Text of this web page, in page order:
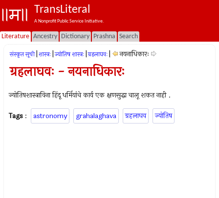
TransLiteral
A Nonprofit Public Service Initiative.
Literature Ancestry Dictionary Prashna Search
संस्कृत सूची शास्त्रः ज्योतिष शास्त्रः ग्रहलाघवः नयनाधिकारः
ग्रहलाघवः - नयनाधिकारः
ज्योतिषशास्त्राविना हिंदू धर्मियांचे कार्य एक क्षणसुद्धा चालू शकत नाही .
Tags : astronomy grahalaghava ग्रहलाघव ज्योतिष